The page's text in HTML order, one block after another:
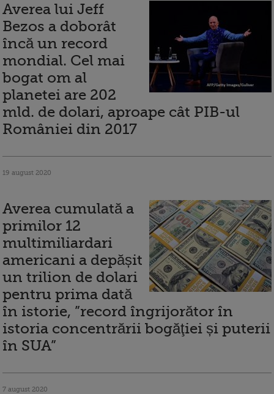
Averea lui Jeff
Bezos a doborât
încă un record
mondial. Cel mai
bogat om al
planetei are 202
mld. de dolari, aproape cât PIB-ul
României din 2017
19 august 2020
Averea cumulată a
primilor 12
multimiliardari
americani a depășit
un trilion de dolari
pentru prima dată
în istorie, ”record îngrijorător în
istoria concentrării bogăţiei și puterii
în SUA”
7 august 2020